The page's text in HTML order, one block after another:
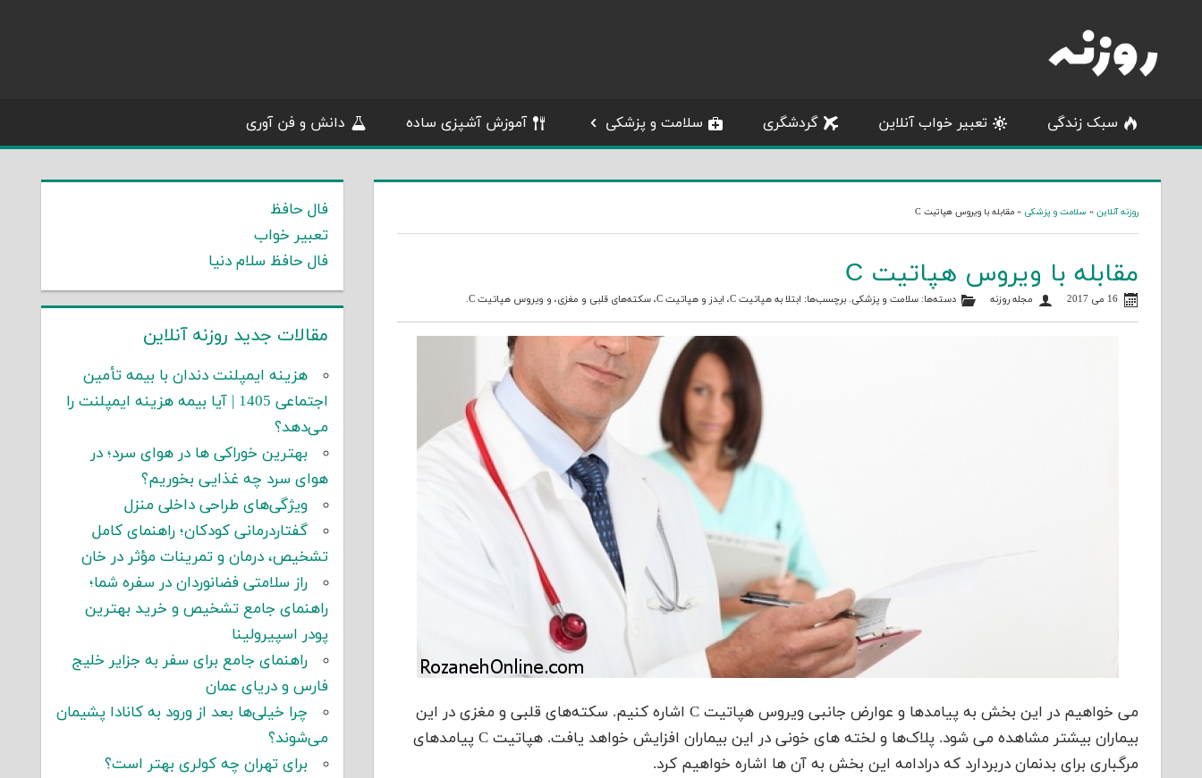
content
سبک زندگی تعبیر خواب آنلاین گردشگری سلامت و پزشکی آموزش آشپزی ساده دانش و فن آوری
روزنه آنلاین » سلامت و پزشکی »مقابله با ویروس هپاتیت C
مقابله با ویروس هپاتیت C
16 می 2017 مجله روزنه دسته‌ها:سلامت و پزشکی. برچسب‌ها: ابتلا به هپاتیت C ، ایدز و هپاتیت C ،سکته‌‌های قلبی و مغزی، و ویروس هپاتیت C .
می خواهیم در این بخش به پیامدها و عوارض جانبی ویروس هپاتیت C اشاره کنیم. سکته‌‌های قلبی و مغزی در این
بیماران بیشتر مشاهده می شود. پلاک‌‌‌ها و لخته های خونی در این بیماران افزایش خواهد یافت. هپاتیت C پیامدهای
مرگباری برای بدنمان دربردارد که درادامه این بخش به آن ها اشاره خواهیم کرد.
فال حافظ
تعبیر خواب
فال حافظ سلام دنیا
مقالات جدید روزنه آنلاین
هزینه ایمپلنت دندان با بیمه تأمین
اجتماعی 1405 | آیا بیمه هزینه ایمپلنت را
می‌دهد؟
بهترین خوراکی ها در هوای سرد؛ در
هوای سرد چه غذایی بخوریم؟
ویژگی‌های طراحی داخلی منزل
گفتاردرمانی کودکان؛ راهنمای کامل
تشخیص، درمان و تمرینات مؤثر در خان
راز سلامتی فضانوردان در سفره شما؛
راهنمای جامع تشخیص و خرید بهترین
پودر اسپیرولینا
راهنمای جامع برای سفر به جزایر خلیج
فارس و دریای عمان
چرا خیلی‌ها بعد از ورود به کانادا پشیمان
می‌شوند؟
برای تهران چه کولری بهتر است؟